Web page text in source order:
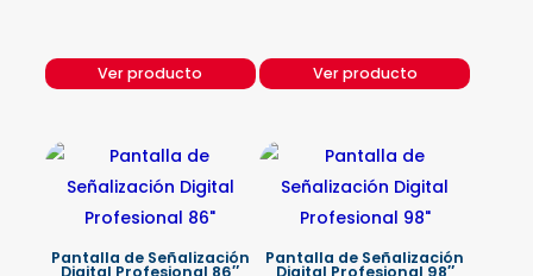
Ver producto Ver producto
Pantalla de Señalización Pantalla de Señalización